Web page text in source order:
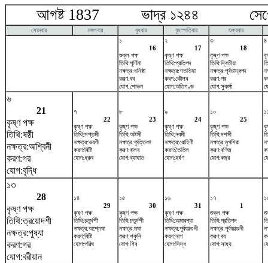
আগষ্ট 1837 ভাদ্র ১২৪৪
সোমবার মঙ্গলবার বুধবার বৃহস্পতিবার
শুক্রবার
১
16
শুক্ল পক্ষ
তিথি:পূর্ণিমা
নক্ষত্র:ধনিষ্ঠা
করণ:বব
যোগ:শোভন
২
17
কৃষ্ণ পক্ষ
তিথি:প্রতিপদ
নক্ষত্র:শতভিষ‌া
করণ:কৌলব
যোগ:অতিগণ্ড
৩
18
কৃষ্ণ পক্ষ
তিথি:দ্বিতীয়া
নক্ষত্র:পূর্বভাদ্রপদ
করণ:গর
যোগ:সুকর্মা
৪
৬
21
কৃষ্ণ পক্ষ
তিথি:ষষ্ঠী
নক্ষত্র:অশ্বিনী
করণ:গর
যোগ:বৃদ্ধি
৭
22
কৃষ্ণ পক্ষ
তিথি:সপ্তমী
নক্ষত্র:ভরণী
করণ:বিষ্টি
যোগ:ধ্রুব
৮
23
কৃষ্ণ পক্ষ
তিথি:অষ্টমী
নক্ষত্র:কৃত্তিকা
করণ:বালব
যোগ:ব্যাঘাত
৯
24
কৃষ্ণ পক্ষ
তিথি:নবমী
নক্ষত্র:রোহিণী
করণ:তৈতিল
যোগ:হর্ষণ
১০
25
কৃষ্ণ পক্ষ
তিথি:দশমী
নক্ষত্র:মৃগশিরা
করণ:বণিজ
যোগ:বজ্র
১৩
28
কৃষ্ণ পক্ষ
তিথি:ত্রয়োদশী
নক্ষত্র:পুষ্যা
করণ:গর
যোগ:বরীয়ান
১৪
29
কৃষ্ণ পক্ষ
তিথি:চতুর্দশী
নক্ষত্র:অশ্লেষা
করণ:বিষ্টি
যোগ:পরিঘ
১৫
30
কৃষ্ণ পক্ষ
তিথি:চতুর্দশী
নক্ষত্র:মঘা
করণ:শকুনি
যোগ:শিব
১৬
31
কৃষ্ণ পক্ষ
তিথি:অমাবশ্যা
নক্ষত্র:পূর্বফাল্গুনী
করণ:নাগ
যোগ:সিদ্ধ
১৭
1
শুক্ল পক্ষ
তিথি:প্রতিপদ
নক্ষত্র:পূর্বফাল্গুনী
করণ:বব
যোগ:সাধ্য